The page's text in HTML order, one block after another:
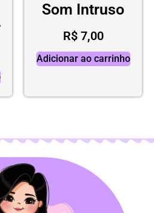
Som Intruso
R$7,00
Adicionar ao carrinho